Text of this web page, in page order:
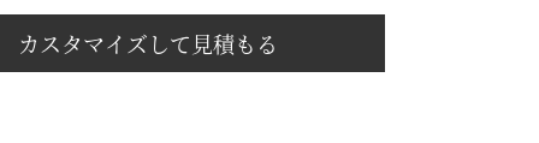
カスタマイズして見積もる